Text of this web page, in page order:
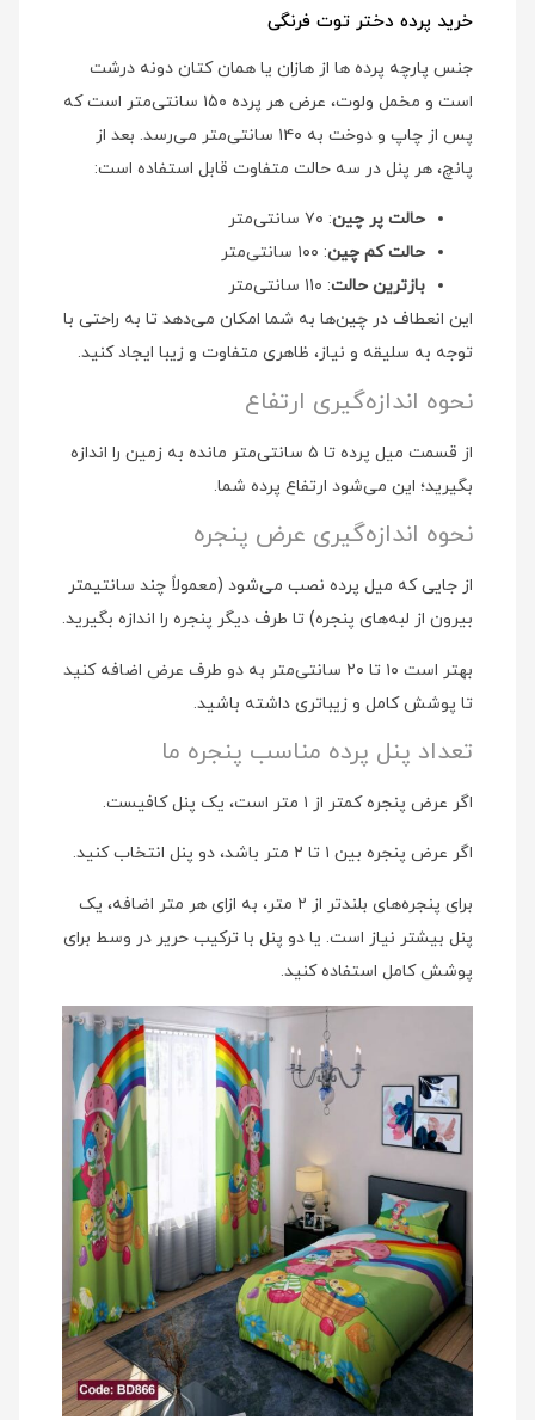
خرید پرده دختر توت فرنگی
جنس پارچه پرده ها از هازان یا همان کتان دونه درشت
است و مخمل ولوت، عرض هر پرده ۱۵۰ سانتی‌متر است که
پس از چاپ و دوخت به ۱۴۰ سانتی‌متر می‌رسد. بعد از
پانچ، هر پنل در سه حالت متفاوت قابل استفاده است:
حالت پر چین: ۷۰ سانتی‌متر
حالت کم چین: ۱۰۰ سانتی‌متر
بازترین حالت: ۱۱۰ سانتی‌متر
این انعطاف در چین‌ها به شما امکان می‌دهد تا به راحتی با
توجه به سلیقه و نیاز، ظاهری متفاوت و زیبا ایجاد کنید.
نحوه اندازه‌گیری ارتفاع
از قسمت میل پرده تا ۵ سانتی‌متر مانده به زمین را اندازه
بگیرید؛ این می‌شود ارتفاع پرده شما.
نحوه اندازه‌گیری عرض پنجره
از جایی که میل پرده نصب می‌شود (معمولاً چند سانتیمتر
بیرون از لبه‌های پنجره) تا طرف دیگر پنجره را اندازه بگیرید.
بهتر است ۱۰ تا ۲۰ سانتی‌متر به دو طرف عرض اضافه کنید
تا پوشش کامل و زیباتری داشته باشید.
تعداد پنل پرده مناسب پنجره ما
اگر عرض پنجره کمتر از ۱ متر است، یک پنل کافیست.
اگر عرض پنجره بین ۱ تا ۲ متر باشد، دو پنل انتخاب کنید.
برای پنجره‌های بلندتر از ۲ متر، به ازای هر متر اضافه، یک
پنل بیشتر نیاز است. یا دو پنل با ترکیب حریر در وسط برای
پوشش کامل استفاده کنید.